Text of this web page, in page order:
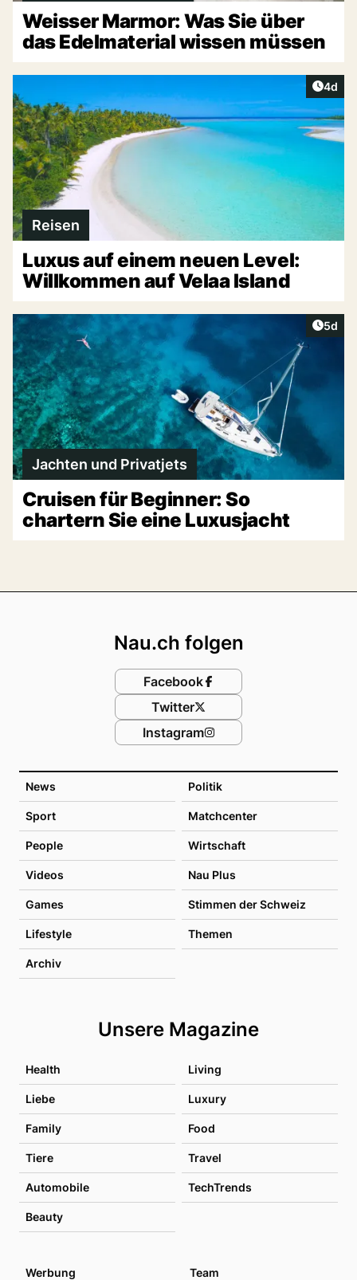
Weisser Marmor: Was Sie über
das Edelmaterial wissen müssen
4d
Reisen
Luxus auf einem neuen Level:
Willkommen auf Velaa Island
5d
Jachten und Privatjets
Cruisen für Beginner: So
chartern Sie eine Luxusjacht
News Politik
Sport Matchcenter
People Wirtschaft
Videos Nau Plus
Games Stimmen der Schweiz
Lifestyle Themen
Archiv
Unsere Magazine
Health Living
Liebe Luxury
Family Food
Tiere Travel
Automobile TechTrends
Beauty
Nau.ch folgen
Facebook
Twitter
Instagram
Werbung Team